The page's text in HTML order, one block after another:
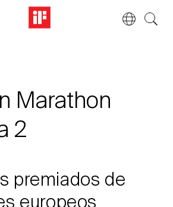
Marathon
2
premiados de
europeos